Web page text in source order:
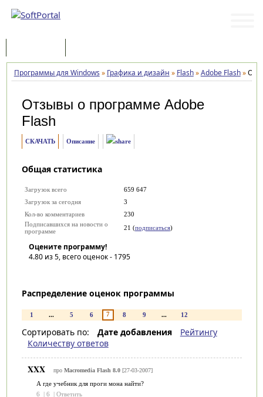
Программы для Windows » Графика и дизайн » Flash»Adobe Flash»
Отзывы о программе Adobe
Flash
СКАЧАТЬ Описание
Общая статистика
Загрузок всего
659 647
Загрузок за сегодня
3
Кол-во комментариев
230
Подписавшихся на новости о
программе
21 (подписаться)
Оцените программу!
4.80из 5, всего оценок - 1795
Распределение оценок программы
1 ... 5 6 7 8 9 ... 12
Сортировать по: Дате добавления
Рейтингу
Количеству ответов
XXX про Macromedia Flash 8.0[27-03-2007]
А где учебник для проги мона найти?
6
| 6 | Ответить